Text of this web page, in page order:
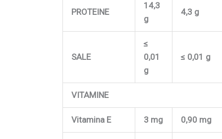
PROTEINE
14,3
g
4,3 g
SALE
≤
0,01
g
≤ 0,01 g
VITAMINE
Vitamina E 3 mg 0,90 mg